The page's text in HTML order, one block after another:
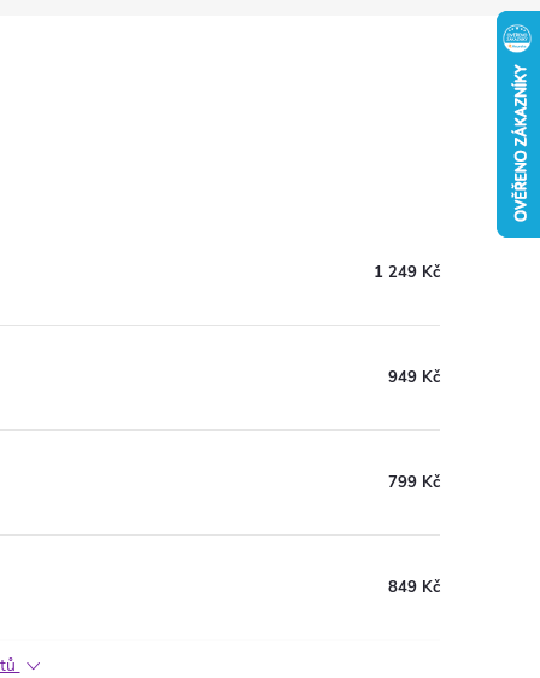
1 249 Kč
949 Kč
799 Kč
849 Kč